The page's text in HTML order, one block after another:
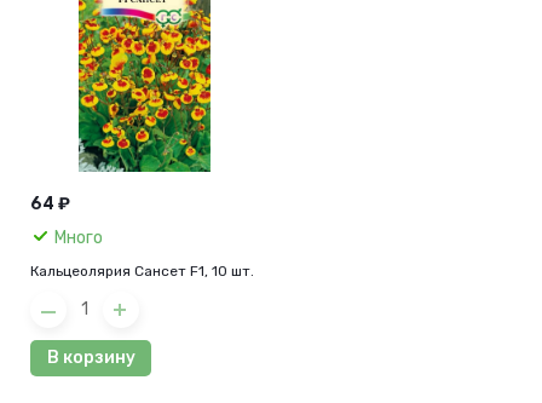
64 ₽
Много
Кальцеолярия Сансет F1, 10 шт.
В корзину